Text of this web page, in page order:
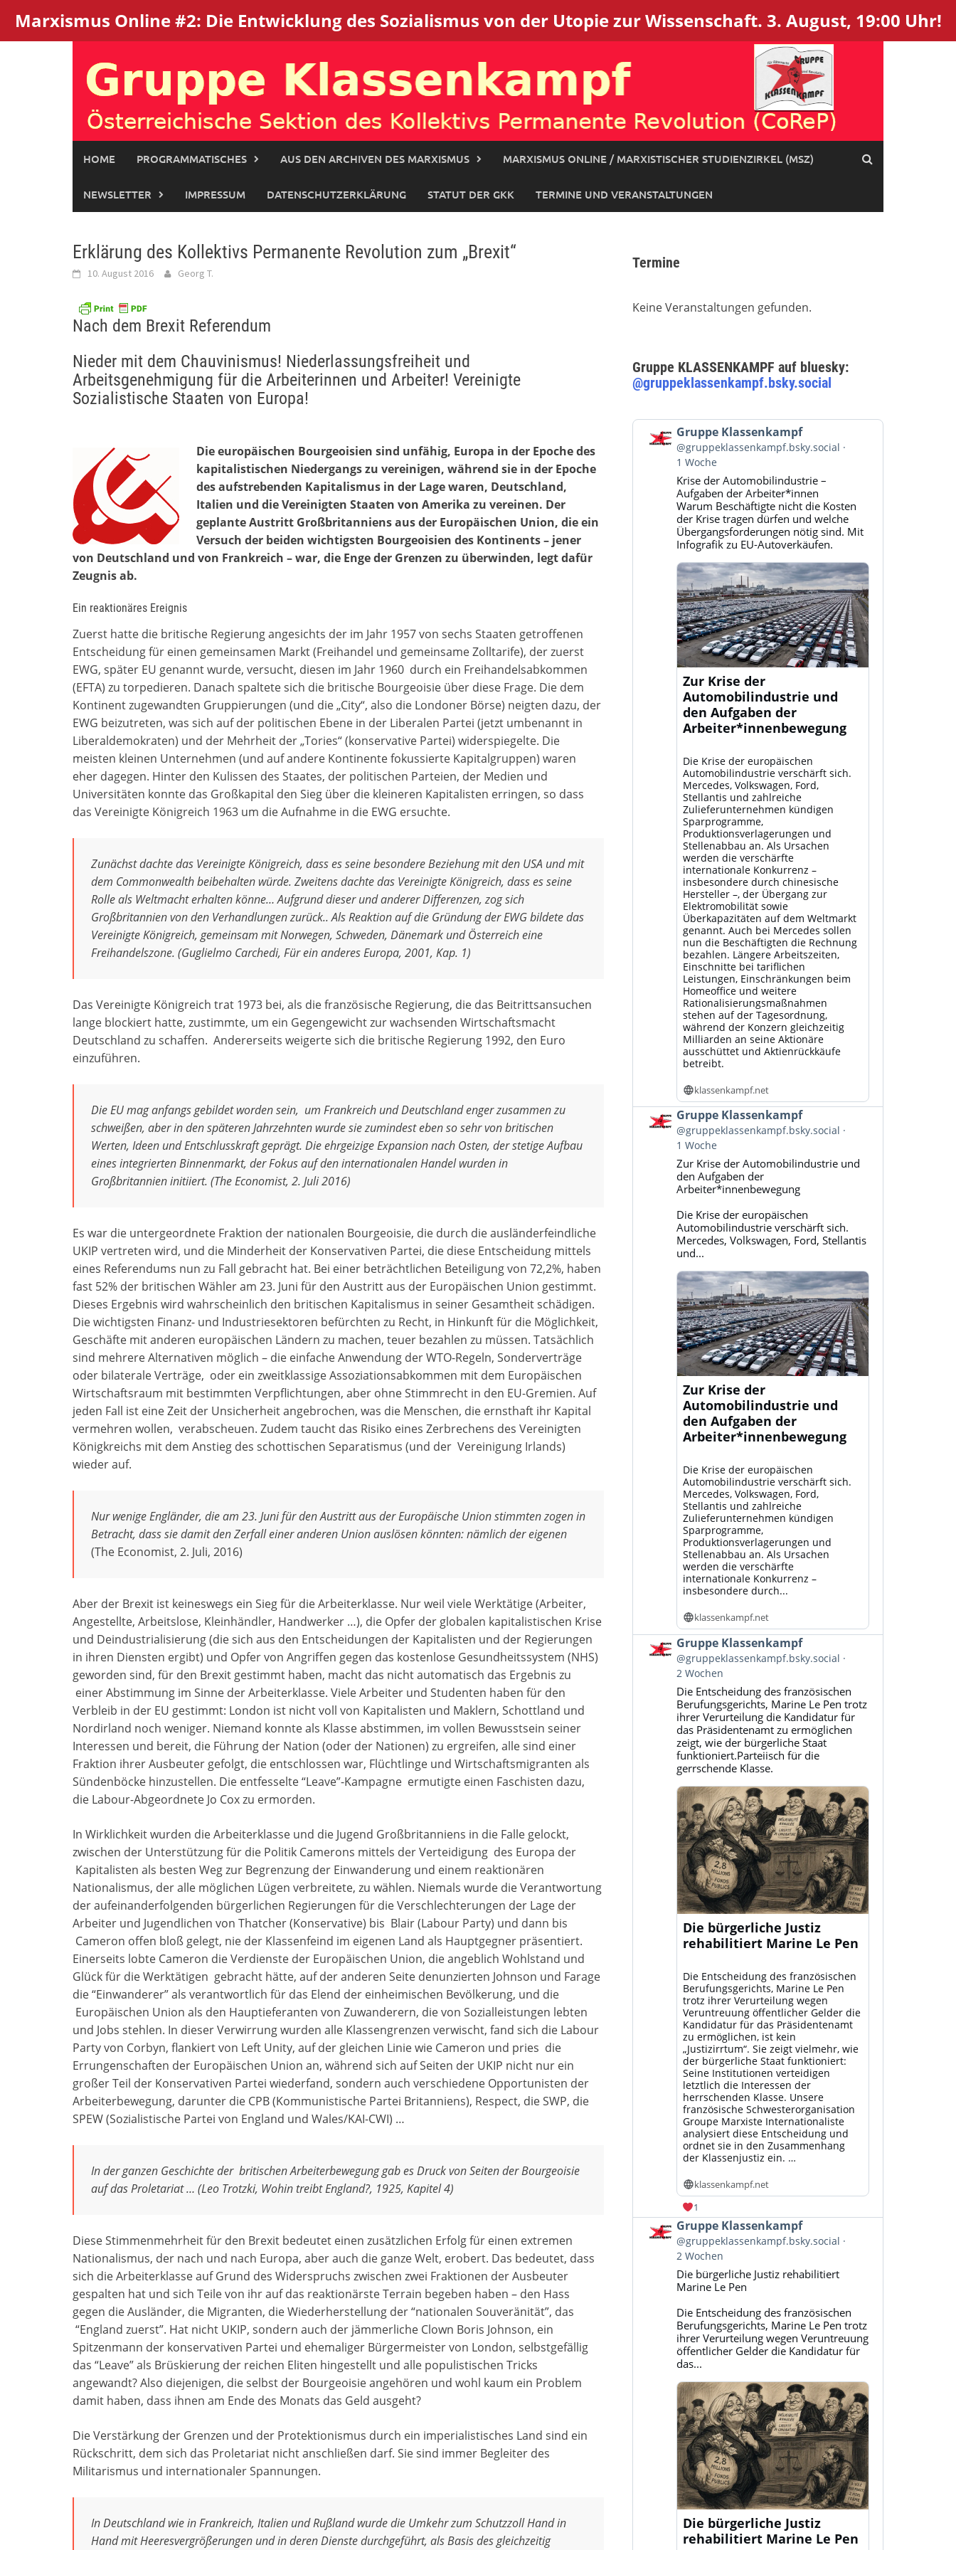
Marxismus Online #2: Die Entwicklung des Sozialismus von der Utopie zur Wissenschaft. 3. August, 19:00 Uhr!
HOME PROGRAMMATISCHES AUS DEN ARCHIVEN DES MARXISMUS MARXISMUS ONLINE / MARXISTISCHER STUDIENZIRKEL (MSZ)
NEWSLETTER IMPRESSUM DATENSCHUTZERKLÄRUNG STATUT DER GKK TERMINE UND VERANSTALTUNGEN
Erklärung des Kollektivs Permanente Revolution zum „Brexit“
10. August 2016 Georg T.
Nach dem Brexit Referendum
Nieder mit dem Chauvinismus! Niederlassungsfreiheit und
Arbeitsgenehmigung für die Arbeiterinnen und Arbeiter! Vereinigte
Sozialistische Staaten von Europa!
Die europäischen Bourgeoisien sind unfähig, Europa in der Epoche des
kapitalistischen Niedergangs zu vereinigen, während sie in der Epoche
des aufstrebenden Kapitalismus in der Lage waren, Deutschland,
Italien und die Vereinigten Staaten von Amerika zu vereinen. Der
geplante Austritt Großbritanniens aus der Europäischen Union, die ein
Versuch der beiden wichtigsten Bourgeoisien des Kontinents – jener
von Deutschland und von Frankreich – war, die Enge der Grenzen zu überwinden, legt dafür
Zeugnis ab.
Ein reaktionäres Ereignis
Zuerst hatte die britische Regierung angesichts der im Jahr 1957 von sechs Staaten getroffenen
Entscheidung für einen gemeinsamen Markt (Freihandel und gemeinsame Zolltarife), der zuerst
EWG, später EU genannt wurde, versucht, diesen im Jahr 1960 durch ein Freihandelsabkommen
(EFTA) zu torpedieren. Danach spaltete sich die britische Bourgeoisie über diese Frage. Die dem
Kontinent zugewandten Gruppierungen (und die „City“, also die Londoner Börse) neigten dazu, der
EWG beizutreten, was sich auf der politischen Ebene in der Liberalen Partei (jetzt umbenannt in
Liberaldemokraten) und der Mehrheit der „Tories“ (konservative Partei) widerspiegelte. Die
meisten kleinen Unternehmen (und auf andere Kontinente fokussierte Kapitalgruppen) waren
eher dagegen. Hinter den Kulissen des Staates, der politischen Parteien, der Medien und
Universitäten konnte das Großkapital den Sieg über die kleineren Kapitalisten erringen, so dass
das Vereinigte Königreich 1963 um die Aufnahme in die EWG ersuchte.
Zunächst dachte das Vereinigte Königreich, dass es seine besondere Beziehung mit den USA und mit
dem Commonwealth beibehalten würde. Zweitens dachte das Vereinigte Königreich, dass es seine
Rolle als Weltmacht erhalten könne… Aufgrund dieser und anderer Differenzen, zog sich
Großbritannien von den Verhandlungen zurück.. Als Reaktion auf die Gründung der EWG bildete das
Vereinigte Königreich, gemeinsam mit Norwegen, Schweden, Dänemark und Österreich eine
Freihandelszone. (Guglielmo Carchedi, Für ein anderes Europa, 2001, Kap. 1)
Das Vereinigte Königreich trat 1973 bei, als die französische Regierung, die das Beitrittsansuchen
lange blockiert hatte, zustimmte, um ein Gegengewicht zur wachsenden Wirtschaftsmacht
Deutschland zu schaffen. Andererseits weigerte sich die britische Regierung 1992, den Euro
einzuführen.
Die EU mag anfangs gebildet worden sein, um Frankreich und Deutschland enger zusammen zu
schweißen, aber in den späteren Jahrzehnten wurde sie zumindest eben so sehr von britischen
Werten, Ideen und Entschlusskraft geprägt. Die ehrgeizige Expansion nach Osten, der stetige Aufbau
eines integrierten Binnenmarkt, der Fokus auf den internationalen Handel wurden in
Großbritannien initiiert. (The Economist, 2. Juli 2016)
Es war die untergeordnete Fraktion der nationalen Bourgeoisie, die durch die ausländerfeindliche
UKIP vertreten wird, und die Minderheit der Konservativen Partei, die diese Entscheidung mittels
eines Referendums nun zu Fall gebracht hat. Bei einer beträchtlichen Beteiligung von 72,2%, haben
fast 52% der britischen Wähler am 23. Juni für den Austritt aus der Europäischen Union gestimmt.
Dieses Ergebnis wird wahrscheinlich den britischen Kapitalismus in seiner Gesamtheit schädigen.
Die wichtigsten Finanz- und Industriesektoren befürchten zu Recht, in Hinkunft für die Möglichkeit,
Geschäfte mit anderen europäischen Ländern zu machen, teuer bezahlen zu müssen. Tatsächlich
sind mehrere Alternativen möglich – die einfache Anwendung der WTO-Regeln, Sonderverträge
oder bilaterale Verträge, oder ein zweitklassige Assoziationsabkommen mit dem Europäischen
Wirtschaftsraum mit bestimmten Verpflichtungen, aber ohne Stimmrecht in den EU-Gremien. Auf
jeden Fall ist eine Zeit der Unsicherheit angebrochen, was die Menschen, die ernsthaft ihr Kapital
vermehren wollen, verabscheuen. Zudem taucht das Risiko eines Zerbrechens des Vereinigten
Königkreichs mit dem Anstieg des schottischen Separatismus (und der Vereinigung Irlands)
wieder auf.
Nur wenige Engländer, die am 23. Juni für den Austritt aus der Europäische Union stimmten zogen in
Betracht, dass sie damit den Zerfall einer anderen Union auslösen könnten: nämlich der eigenen
(The Economist, 2. Juli, 2016)
Aber der Brexit ist keineswegs ein Sieg für die Arbeiterklasse. Nur weil viele Werktätige (Arbeiter,
Angestellte, Arbeitslose, Kleinhändler, Handwerker …), die Opfer der globalen kapitalistischen Krise
und Deindustrialisierung (die sich aus den Entscheidungen der Kapitalisten und der Regierungen
in ihren Diensten ergibt) und Opfer von Angriffen gegen das kostenlose Gesundheitssystem (NHS)
geworden sind, für den Brexit gestimmt haben, macht das nicht automatisch das Ergebnis zu
einer Abstimmung im Sinne der Arbeiterklasse. Viele Arbeiter und Studenten haben für den
Verbleib in der EU gestimmt: London ist nicht voll von Kapitalisten und Maklern, Schottland und
Nordirland noch weniger. Niemand konnte als Klasse abstimmen, im vollen Bewusstsein seiner
Interessen und bereit, die Führung der Nation (oder der Nationen) zu ergreifen, alle sind einer
Fraktion ihrer Ausbeuter gefolgt, die entschlossen war, Flüchtlinge und Wirtschaftsmigranten als
Sündenböcke hinzustellen. Die entfesselte “Leave”-Kampagne ermutigte einen Faschisten dazu,
die Labour-Abgeordnete Jo Cox zu ermorden.
In Wirklichkeit wurden die Arbeiterklasse und die Jugend Großbritanniens in die Falle gelockt,
zwischen der Unterstützung für die Politik Camerons mittels der Verteidigung des Europa der
Kapitalisten als besten Weg zur Begrenzung der Einwanderung und einem reaktionären
Nationalismus, der alle möglichen Lügen verbreitete, zu wählen. Niemals wurde die Verantwortung
der aufeinanderfolgenden bürgerlichen Regierungen für die Verschlechterungen der Lage der
Arbeiter und Jugendlichen von Thatcher (Konservative) bis Blair (Labour Party) und dann bis
Cameron offen bloß gelegt, nie der Klassenfeind im eigenen Land als Hauptgegner präsentiert.
Einerseits lobte Cameron die Verdienste der Europäischen Union, die angeblich Wohlstand und
Glück für die Werktätigen gebracht hätte, auf der anderen Seite denunzierten Johnson und Farage
die “Einwanderer” als verantwortlich für das Elend der einheimischen Bevölkerung, und die
Europäischen Union als den Hauptieferanten von Zuwanderern, die von Sozialleistungen lebten
und Jobs stehlen. In dieser Verwirrung wurden alle Klassengrenzen verwischt, fand sich die Labour
Party von Corbyn, flankiert von Left Unity, auf der gleichen Linie wie Cameron und pries die
Errungenschaften der Europäischen Union an, während sich auf Seiten der UKIP nicht nur ein
großer Teil der Konservativen Partei wiederfand, sondern auch verschiedene Opportunisten der
Arbeiterbewegung, darunter die CPB (Kommunistische Partei Britanniens), Respect, die SWP, die
SPEW (Sozialistische Partei von England und Wales/KAI-CWI) …
In der ganzen Geschichte der britischen Arbeiterbewegung gab es Druck von Seiten der Bourgeoisie
auf das Proletariat … (Leo Trotzki, Wohin treibt England?, 1925, Kapitel 4)
Diese Stimmenmehrheit für den Brexit bedeutet einen zusätzlichen Erfolg für einen extremen
Nationalismus, der nach und nach Europa, aber auch die ganze Welt, erobert. Das bedeutet, dass
sich die Arbeiterklasse auf Grund des Widerspruchs zwischen zwei Fraktionen der Ausbeuter
gespalten hat und sich Teile von ihr auf das reaktionärste Terrain begeben haben – den Hass
gegen die Ausländer, die Migranten, die Wiederherstellung der “nationalen Souveränität”, das
“England zuerst”. Hat nicht UKIP, sondern auch der jämmerliche Clown Boris Johnson, ein
Spitzenmann der konservativen Partei und ehemaliger Bürgermeister von London, selbstgefällig
das “Leave” als Brüskierung der reichen Eliten hingestellt und alle populistischen Tricks
angewandt? Also diejenigen, die selbst der Bourgeoisie angehören und wohl kaum ein Problem
damit haben, dass ihnen am Ende des Monats das Geld ausgeht?
Die Verstärkung der Grenzen und der Protektionismus durch ein imperialistisches Land sind ein
Rückschritt, dem sich das Proletariat nicht anschließen darf. Sie sind immer Begleiter des
Militarismus und internationaler Spannungen.
In Deutschland wie in Frankreich, Italien und Rußland wurde die Umkehr zum Schutzzoll Hand in
Hand mit Heeresvergrößerungen und in deren Dienste durchgeführt, als Basis des gleichzeitig
Termine
Keine Veranstaltungen gefunden.
Gruppe KLASSENKAMPF auf bluesky:
@gruppeklassenkampf.bsky.social
Beitrag
von
Gruppe
Klassenkampf
Bluesky
ansehen
Gruppe Klassenkampf
@gruppeklassenkampf.bsky.social
1 Woche
Krise der Automobilindustrie –
Aufgaben der Arbeiter*innen
Warum Beschäftigte nicht die Kosten
der Krise tragen dürfen und welche
Übergangsforderungen nötig sind. Mit
Infografik zu EU-Autoverkäufen.
Zur Krise der
Automobilindustrie und
den Aufgaben der
Arbeiter*innenbewegung
Die Krise der europäischen
Automobilindustrie verschärft sich.
Mercedes, Volkswagen, Ford,
Stellantis und zahlreiche
Zulieferunternehmen kündigen
Sparprogramme,
Produktionsverlagerungen und
Stellenabbau an. Als Ursachen
werden die verschärfte
internationale Konkurrenz –
insbesondere durch chinesische
Hersteller –, der Übergang zur
Elektromobilität sowie
Überkapazitäten auf dem Weltmarkt
genannt. Auch bei Mercedes sollen
nun die Beschäftigten die Rechnung
bezahlen. Längere Arbeitszeiten,
Einschnitte bei tariflichen
Leistungen, Einschränkungen beim
Homeoffice und weitere
Rationalisierungsmaßnahmen
stehen auf der Tagesordnung,
während der Konzern gleichzeitig
Milliarden an seine Aktionäre
ausschüttet und Aktienrückkäufe
betreibt.
klassenkampf.net
Beitrag
von
Gruppe
Klassenkampf
Bluesky
Gruppe Klassenkampf
@gruppeklassenkampf.bsky.social
1 Woche
Zur Krise der Automobilindustrie und
den Aufgaben der
Arbeiter*innenbewegung
Die Krise der europäischen
Automobilindustrie verschärft sich.
Mercedes, Volkswagen, Ford, Stellantis
und...
Zur Krise der
Automobilindustrie und
den Aufgaben der
Arbeiter*innenbewegung
Die Krise der europäischen
Automobilindustrie verschärft sich.
Mercedes, Volkswagen, Ford,
Stellantis und zahlreiche
Zulieferunternehmen kündigen
Sparprogramme,
Produktionsverlagerungen und
Stellenabbau an. Als Ursachen
werden die verschärfte
internationale Konkurrenz –
insbesondere durch...
klassenkampf.net
Beitrag
von
Gruppe
Klassenkampf
Bluesky
ansehen
Gruppe Klassenkampf
@gruppeklassenkampf.bsky.social
2 Wochen
Die Entscheidung des französischen
Berufungsgerichts, Marine Le Pen trotz
ihrer Verurteilung die Kandidatur für
das Präsidentenamt zu ermöglichen
zeigt, wie der bürgerliche Staat
funktioniert.Parteiisch für die
gerrschende Klasse.
Die bürgerliche Justiz
rehabilitiert Marine Le Pen
Die Entscheidung des französischen
Berufungsgerichts, Marine Le Pen
trotz ihrer Verurteilung wegen
Veruntreuung öffentlicher Gelder die
Kandidatur für das Präsidentenamt
zu ermöglichen, ist kein
„Justizirrtum“. Sie zeigt vielmehr, wie
der bürgerliche Staat funktioniert:
Seine Institutionen verteidigen
letztlich die Interessen der
herrschenden Klasse. Unsere
französische Schwesterorganisation
Groupe Marxiste Internationaliste
analysiert diese Entscheidung und
ordnet sie in den Zusammenhang
der Klassenjustiz ein. …
klassenkampf.net
1
Beitrag
von
Gruppe
Klassenkampf
Bluesky
ansehen
Gruppe Klassenkampf
@gruppeklassenkampf.bsky.social
2 Wochen
Die bürgerliche Justiz rehabilitiert
Marine Le Pen
Die Entscheidung des französischen
Berufungsgerichts, Marine Le Pen trotz
ihrer Verurteilung wegen Veruntreuung
öffentlicher Gelder die Kandidatur für
das...
Die bürgerliche Justiz
rehabilitiert Marine Le Pen